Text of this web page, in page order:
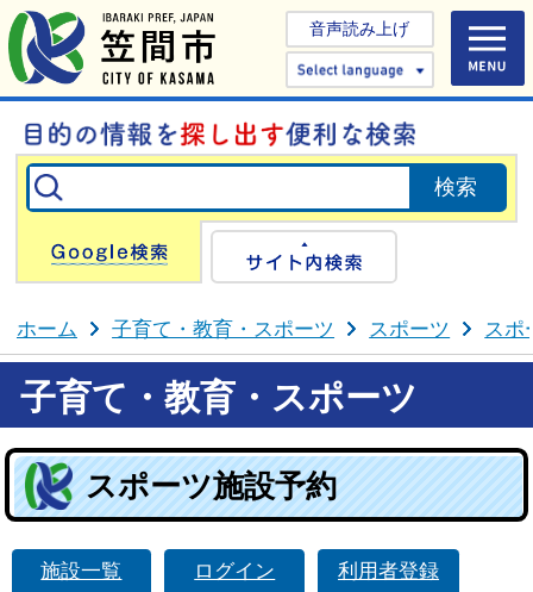
音声読み上げ
Select
Google検索
ホーム 子育て・教育・スポーツ スポーツ スポ
子育て・教育・スポーツ
スポーツ施設予約
施設一覧 ログイン 利用者登録